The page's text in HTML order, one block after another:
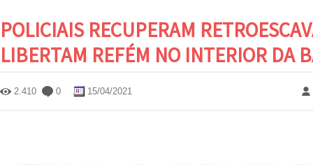
POLICIAIS RECUPERAM
LIBERTAM REFÉM NO INTERIOR DA
2.410 0 15/04/2021